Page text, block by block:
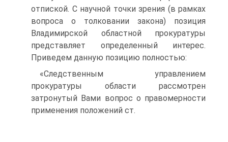
отпиской. С научной точки зрения (в рамках
вопроса о толковании закона) позиция
Владимирской областной прокуратуры
представляет определенный интерес.
Приведем данную позицию полностью:
«Следственным управлением
прокуратуры области рассмотрен
затронутый Вами вопрос о правомерности
применения положений ст.